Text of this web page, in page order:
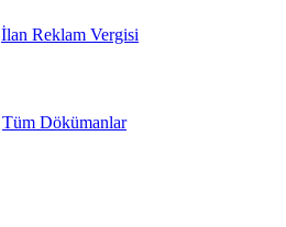
İlan Reklam Vergisi
Tüm Dökümanlar